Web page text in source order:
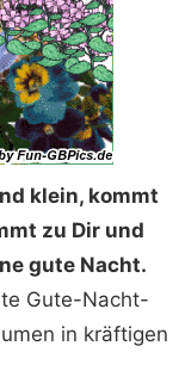
klein, kommt
zu Dir und
gute Nacht.
Gute-Nacht-
in kräftigen